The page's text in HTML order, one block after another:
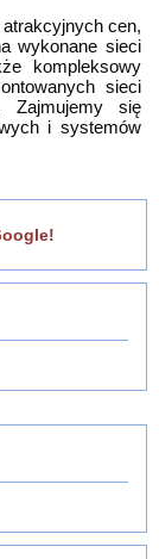
cen,
wykonane sieci
kompleksowy
sieci
Zajmujemy się
i systemów